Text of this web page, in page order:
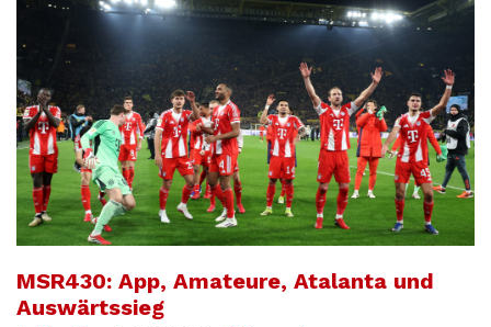
MSR430: App, Amateure, Atalanta und
Auswärtssieg